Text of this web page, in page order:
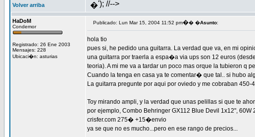
Volver arriba �'); //-->
HaDoM
Condemor
Registrado: 26 Ene 2003
Mensajes: 228
Ubicaci�n: asturias
Publicado: Lun Mar 15, 2004 11:52 pm�� �Asunto:
hola tio
pues si, he pedido una guitarra. La verdad que va, en mi
una guitarra por traerla a espa�a via ups son 12 euros
teoria). A mi me va a tardar un poco mas orque la tubieron q
Cuando la tenga en casa ya te comentar� que tal.. si hubo
La guitarra pregunte por aqui por oviedo y me cobraban
Toy mirando ampli, y la verdad que unas pelillas si que te
por ejemplo, Combo Behringer GX112 Blue Devil 1x12",
crisfer.com 275� +15�envio
ya se que no es mucho...pero en ese rango de precios...